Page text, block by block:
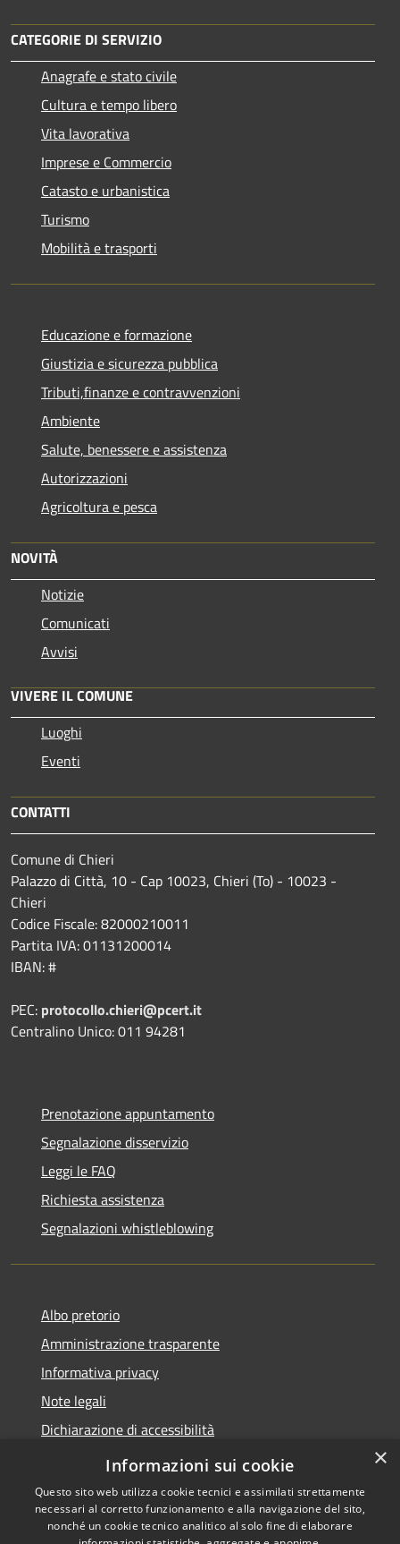
CATEGORIE DI SERVIZIO
Anagrafe e stato civile
Cultura e tempo libero
Vita lavorativa
Imprese e Commercio
Catasto e urbanistica
Turismo
Mobilità e trasporti
Educazione e formazione
Giustizia e sicurezza pubblica
Tributi,finanze e contravvenzioni
Ambiente
Salute, benessere e assistenza
Autorizzazioni
Agricoltura e pesca
NOVITÀ
Notizie
Comunicati
Avvisi
VIVERE IL COMUNE
Luoghi
Eventi
CONTATTI
Comune di Chieri
Palazzo di Città, 10 - Cap 10023, Chieri (To) - 10023 -
Chieri
Codice Fiscale: 82000210011
Partita IVA: 01131200014
IBAN: #
PEC: protocollo.chieri@pcert.it
Centralino Unico: 011 94281
Prenotazione appuntamento
Segnalazione disservizio
Leggi le FAQ
Richiesta assistenza
Segnalazioni whistleblowing
Albo pretorio
Amministrazione trasparente
Informativa privacy
Note legali
Dichiarazione di accessibilità
Meccanismo di Feedback
×
Informazioni sui cookie
Questo sito web utilizza cookie tecnici e assimilati strettamente
necessari al corretto funzionamento e alla navigazione del sito,
nonché un cookie tecnico analitico al solo fine di elaborare